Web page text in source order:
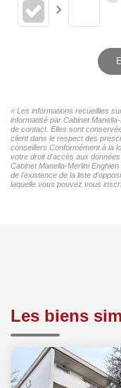
« Les informations recueillies
informatisé par Cabinet
de contact. Elles sont
client dans le respect des
conseillers Conformément à la
votre droit d'accès aux
Cabinet Manella-Merlini
de l'existence de la liste
laquelle vous pouvez vous
Les biens